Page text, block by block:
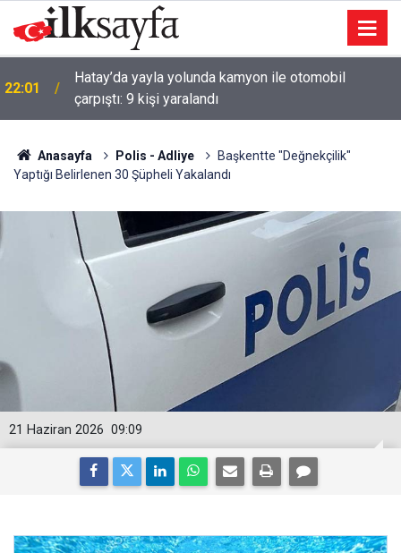
22:01
Hatay’da yayla yolunda kamyon ile otomobil
çarpıştı: 9 kişi yaralandı
Anasayfa Polis - Adliye
Başkentte "Değnekçilik"
Yaptığı Belirlenen 30 Şüpheli Yakalandı
09:09
21 Haziran 2026